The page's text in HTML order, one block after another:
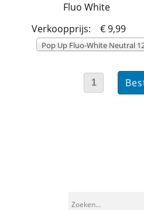
Fluo White
Verkoopprijs:
€ 9,99
Pop Up Fluo-White Neutral